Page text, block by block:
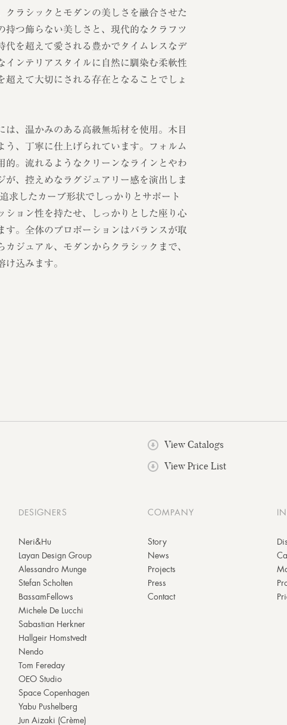
クラシックとモダンの美しさを融合させた
持つ飾らない美しさと、現代的なクラフツ
代を超えて愛される豊かでタイムレスなデ
インテリアスタイルに自然に馴染む柔軟性
超えて大切にされる存在となることでしょ
は、温かみのある高級無垢材を使用。木目
う、丁寧に仕上げられています。フォルム
的。流れるようなクリーンなラインとやわ
が、控えめなラグジュアリー感を演出しま
求したカーブ形状でしっかりとサポート
ション性を持たせ、しっかりとした座り心
す。全体のプロポーションはバランスが取
カジュアル、モダンからクラシックまで、
け込みます。
View Catalogs
View Price List
DESIGNERS
Neri&Hu
Layan Design Group
Alessandro Munge
Stefan Scholten
BassamFellows
Michele De Lucchi
Sabastian Herkner
Hallgeir Homstvedt
Nendo
Tom Fereday
OEO Studio
Space Copenhagen
Yabu Pushelberg
Jun Aizaki (Crème)
COMPANY
Story
News
Projects
Press
Contact